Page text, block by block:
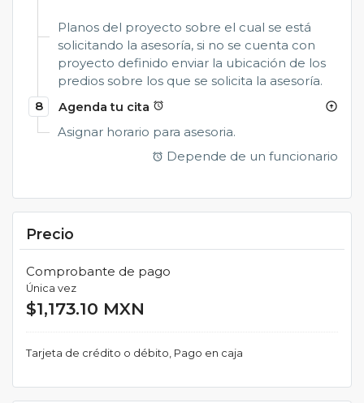
Planos del proyecto sobre el cual se está
solicitando la asesoría, si no se cuenta con
proyecto definido enviar la ubicación de los
predios sobre los que se solicita la asesoría.
8
Agenda tu cita alarm arrow_circle_up
Asignar horario para asesoria.
alarm Depende de un funcionario
Precio
Comprobante de pago
Única vez
$1,173.10 MXN
Tarjeta de crédito o débito Pago en caja